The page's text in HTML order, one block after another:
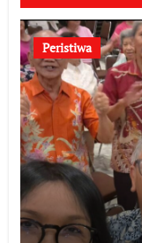
Peristiwa